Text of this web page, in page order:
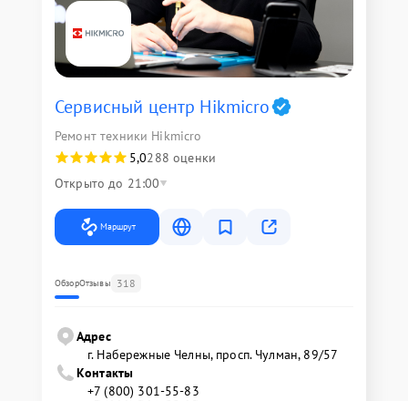
Сервисный центр Hikmicro
Ремонт техники Hikmicro
5,0288 оценки
Открыто до 21:00
Маршрут
ОбзорОтзывы 318
Адрес
г. Набережные Челны, просп. Чулман, 89/57
Контакты
+7 (800) 301-55-83